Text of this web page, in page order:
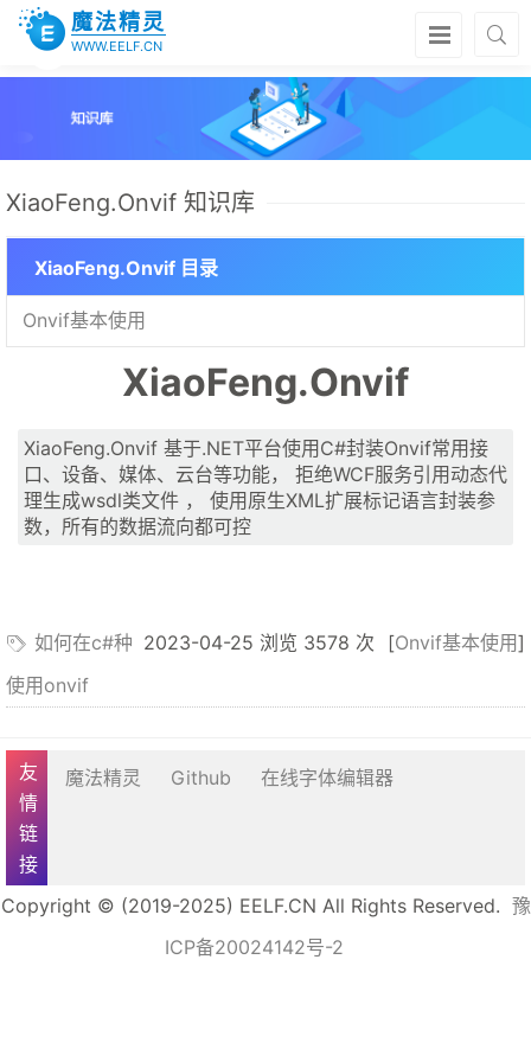
魔法精灵
WWW.EELF.CN
XiaoFeng.Onvif 知识库
XiaoFeng.Onvif 目录
Onvif基本使用
XiaoFeng.Onvif
XiaoFeng.Onvif 基于.NET平台使用C#封装Onvif常用接
口、设备、媒体、云台等功能， 拒绝WCF服务引用动态代
理生成wsdl类文件 ， 使用原生XML扩展标记语言封装参
数，所有的数据流向都可控
如何在c#种
使用onvif
2023-04-25 浏览 3578 次 [Onvif基本使用]
友情链接 魔法精灵 Github 在线字体编辑器
Copyright © (2019-2025) EELF.CN All Rights Reserved. 豫
ICP备20024142号-2